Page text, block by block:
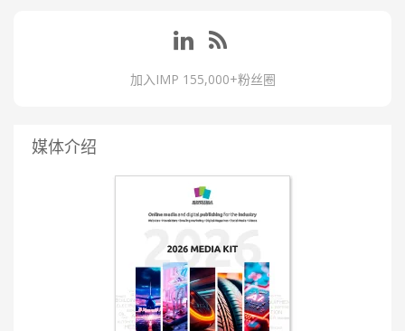
加入IMP 155,000+粉丝圈
媒体介绍